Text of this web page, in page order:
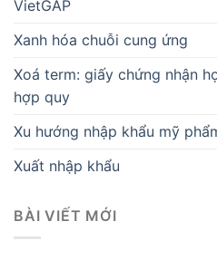
VietGAP
Xanh hóa chuỗi cung ứng
Xoá term: giấy chứng nhận
hợp quy
Xu hướng nhập khẩu mỹ
Xuất nhập khẩu
BÀI VIẾT MỚI